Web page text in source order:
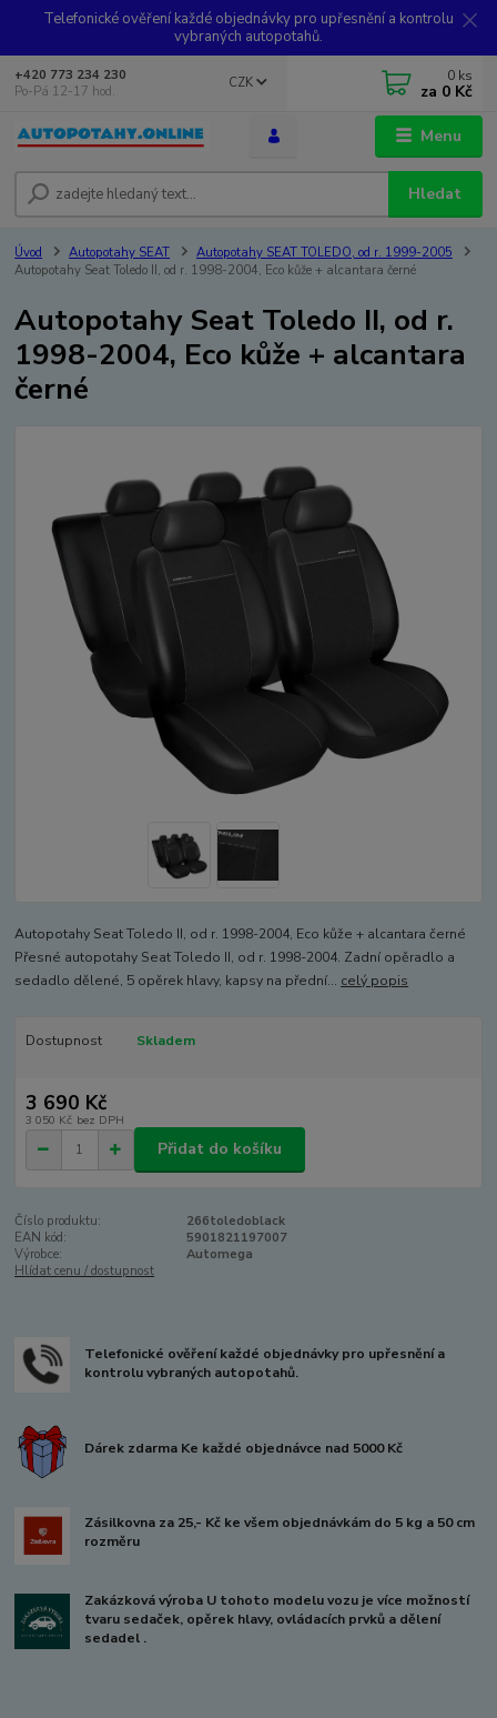
Telefonické ověření každé objednávky pro upřesnění a kontrolu
vybraných autopotahů.
Menu
CZK
Hledat
+420 773 234 230
Po-Pá 12-17 hod.
0 ks
za 0 Kč
Úvod Autopotahy SEAT
Autopotahy SEAT TOLEDO, od r. 1999-2005
Autopotahy Seat Toledo II, od r. 1998-2004, Eco kůže + alcantara černé
Autopotahy Seat Toledo II, od r.
1998-2004, Eco kůže + alcantara
černé
Autopotahy Seat Toledo II, od r. 1998-2004, Eco kůže + alcantara černé
Přesné autopotahy Seat Toledo II, od r. 1998-2004. Zadní opěradlo a
sedadlo dělené, 5 opěrek hlavy, kapsy na přední... celý popis
Dostupnost Skladem
3 690 Kč
3 050 Kč bez DPH
Přidat do košíku
Číslo produktu:
266toledoblack
EAN kód:
5901821197007
Výrobce:
Automega
Hlídat cenu / dostupnost
Telefonické ověření každé objednávky pro upřesnění a
kontrolu vybraných autopotahů.
Dárek zdarma Ke každé objednávce nad 5000 Kč
Zásilkovna za 25,- Kč ke všem objednávkám do 5 kg a 50 cm
rozměru
Zakázková výroba U tohoto modelu vozu je více možností
tvaru sedaček, opěrek hlavy, ovládacích prvků a dělení
sedadel .